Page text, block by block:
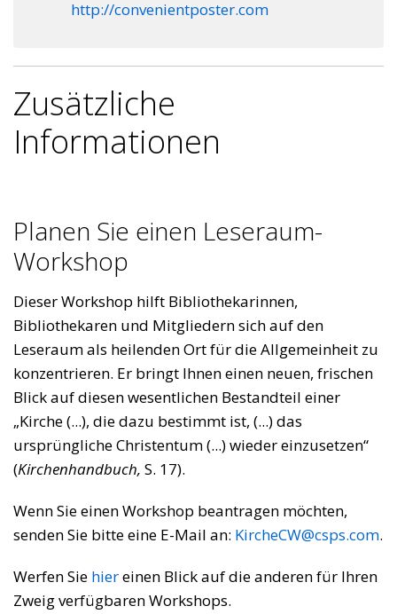
http://convenientposter.com
Zusätzliche
Informationen
Planen Sie einen Leseraum-
Workshop
Dieser Workshop hilft Bibliothekarinnen,
Bibliothekaren und Mitgliedern sich auf den
Leseraum als heilenden Ort für die Allgemeinheit zu
konzentrieren. Er bringt Ihnen einen neuen, frischen
Blick auf diesen wesentlichen Bestandteil einer
„Kirche (...), die dazu bestimmt ist, (...) das
ursprüngliche Christentum (...) wieder einzusetzen“
(Kirchenhandbuch, S. 17).
Wenn Sie einen Workshop beantragen möchten,
senden Sie bitte eine E-Mail an: KircheCW@csps.com.
Werfen Sie hiereinen Blick auf die anderen für Ihren
Zweig verfügbaren Workshops.